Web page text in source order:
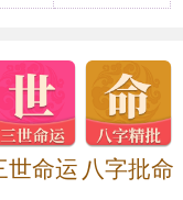
世命运 八字批命